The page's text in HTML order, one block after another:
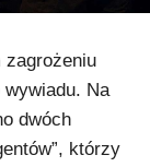
zagrożeniu
Na
dwóch
którzy